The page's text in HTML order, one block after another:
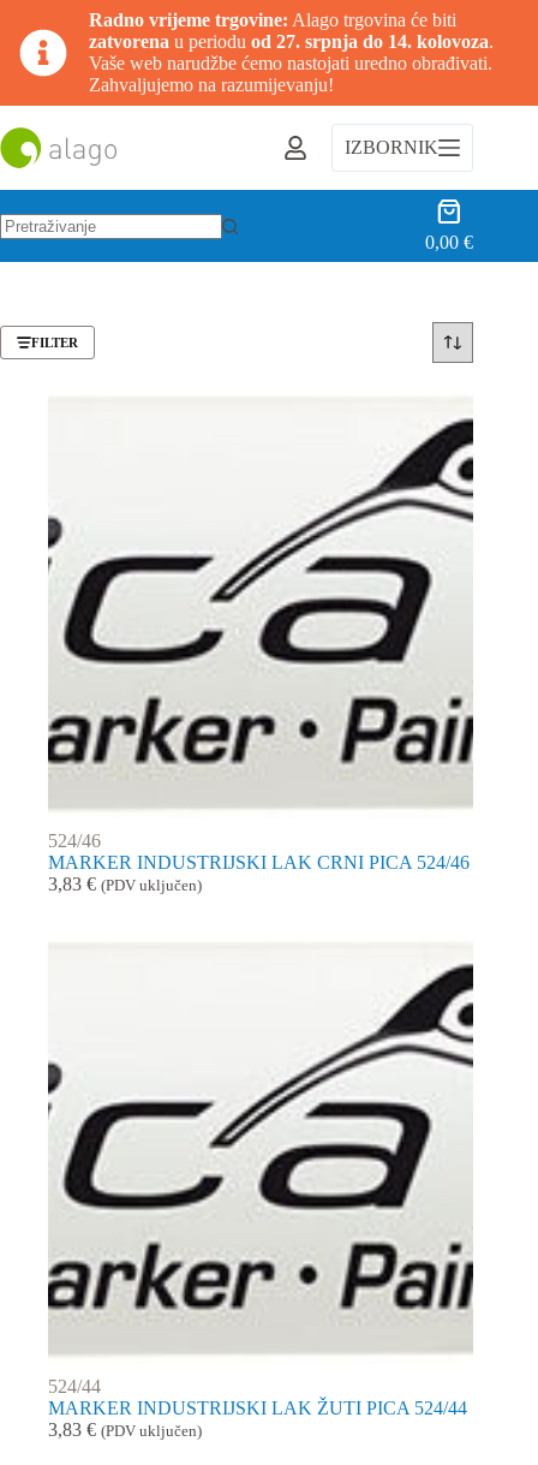
Radno vrijeme trgovine: Alago trgovina će biti
zatvorena u periodu od 27. srpnja do 14. kolovoza.
Vaše web narudžbe ćemo nastojati uredno obrađivati.
Zahvaljujemo na razumijevanju!
na
sadržaj
IZBORNIK
Košarica
0,00€
FILTER
524/46
MARKER INDUSTRIJSKI LAK CRNI PICA 524/46
3,83 € (PDV uključen)
524/44
MARKER INDUSTRIJSKI LAK ŽUTI PICA 524/44
3,83 € (PDV uključen)